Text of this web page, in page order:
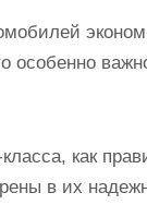
особенно
как
в их